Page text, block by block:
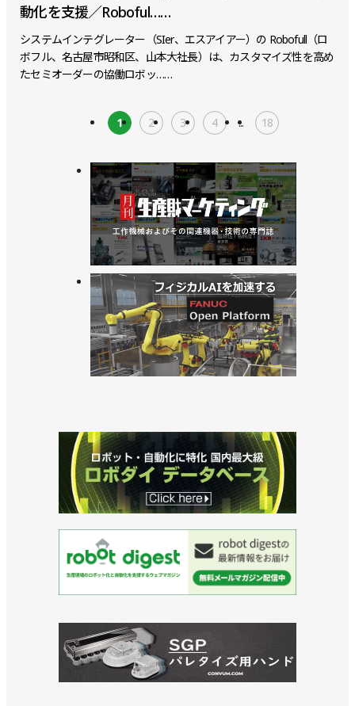
動化を支援／Roboful……
システムインテグレーター（SIer、エスアイアー）の Robofull（ロ
ボフル、名古屋市昭和区、山本大社長）は、カスタマイズ性を高め
たセミオーダーの協働ロボッ……
1 2 3 4 ... 18